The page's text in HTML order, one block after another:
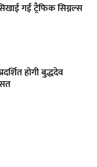
गईं ट्रैफिक सिग्नल्स
होगी बुद्धदेव